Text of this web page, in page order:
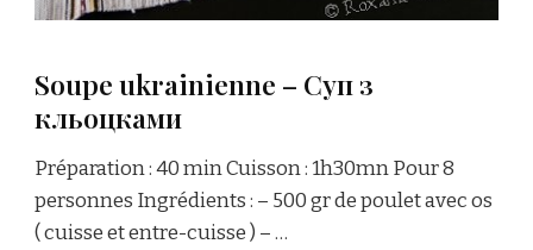
Soupe ukrainienne – Суп з
кльоцками
Préparation : 40 min Cuisson : 1h30mn Pour 8
personnes Ingrédients : – 500 gr de poulet avec os
( cuisse et entre-cuisse ) – …